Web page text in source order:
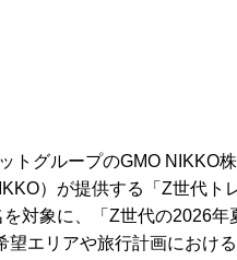
トグループのGMO NIKKO
）が提供する「Z世代ト
対象に、「Z世代の2026
望エリアや旅行計画におけ